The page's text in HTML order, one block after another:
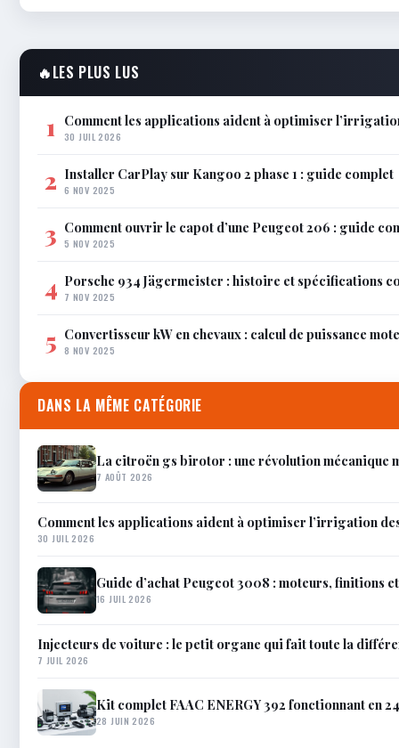
🔥LES PLUS LUS
1 Comment les applications aident à optimiser
30 JUIL 2026
2 Installer CarPlay sur Kangoo 2 phase 1 : guide complet
6 NOV 2025
3 Comment ouvrir le capot d’une Peugeot 206 : guide
5 NOV 2025
4 Porsche 934 Jägermeister : histoire et spécifications
7 NOV 2025
5 Convertisseur kW en chevaux : calcul de puissance
8 NOV 2025
DANS LA MÊME CATÉGORIE
La citroën gs birotor : une révolution mécanique
7 AOÛT 2026
Comment les applications aident à optimiser l’irrigation
30 JUIL 2026
Guide d’achat Peugeot 3008 : moteurs, finitions
16 JUIL 2026
Injecteurs de voiture : le petit organe qui fait toute la
7 JUIL 2026
Kit complet FAAC ENERGY 392 fonctionnant en
28 JUIN 2026